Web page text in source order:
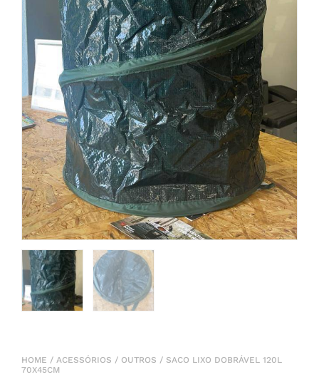
HOME / ACESSÓRIOS / OUTROS / SACO LIXO DOBRÁVEL 120L
70X45CM